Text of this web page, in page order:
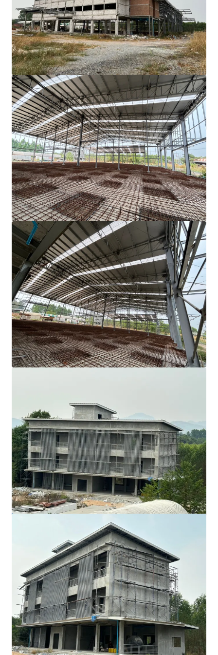
Voir plus
Factory/ Warehouse for Sale in Bangplee Industrial
Estate
59 Soi Nikhom Uttasahakam Bang Phli 2/1, Tambon Bang Sa